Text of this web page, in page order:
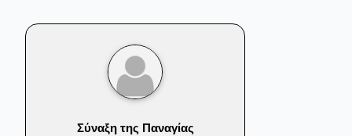
Σύναξη της Παναγίας